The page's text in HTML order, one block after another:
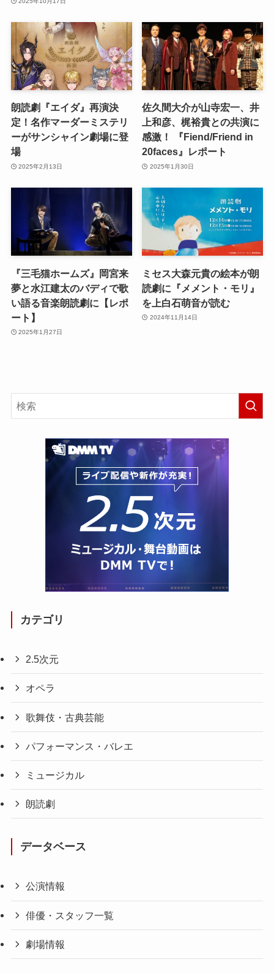
朗読劇『エイダ』再演決
定！名作マーダーミステリ
ーがサンシャイン劇場に登
場
2025年2月13日
佐久間大介が山寺宏一、井
上和彦、梶裕貴との共演に
感激！ 『Fiend/Friend in
20faces』レポート
2025年1月30日
『三毛猫ホームズ』岡宮来
夢と水江建太のバディで歌
い語る音楽朗読劇に【レポ
ート】
2025年1月27日
ミセス大森元貴の絵本が朗
読劇に『メメント・モリ』
を上白石萌音が読む
2024年11月14日
カテゴリ
2.5次元
オペラ
歌舞伎・古典芸能
パフォーマンス・バレエ
ミュージカル
朗読劇
データベース
公演情報
俳優・スタッフ一覧
劇場情報